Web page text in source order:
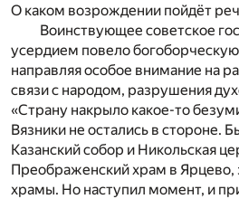
О каком возрождении пойдёт
Воинствующее советское
усердием повело
направляя особое внимание на
связи с народом, разрушения
«Страну накрыло какое-то
Вязники не остались в стороне.
Казанский собор и Никольская
Преображенский храм в Ярцево,
храмы. Но наступил момент, и